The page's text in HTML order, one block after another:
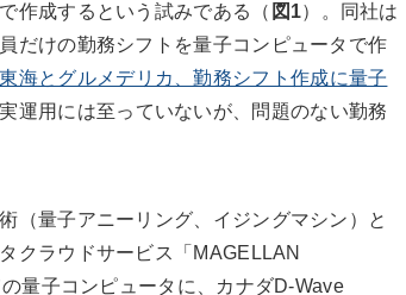
作成するという試みである（ 図1）。同社は
だけの勤務シフトを量子コンピュータで作
海とグルメデリカ、勤務シフト作成に量子
運用には至っていないが、問題のない勤務
（量子アニーリング、イジングマシン）と
クラウドサービス「MAGELLAN
量子コンピュータに、カナダD-Wave